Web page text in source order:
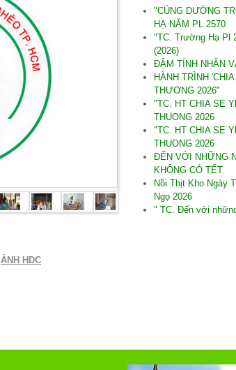
"CÚNG DƯỜNG
HẠ NĂM PL 2570
"TC. Trường Hạ Pl
(2026)
ĐẬM TÍNH NHÂN
HÀNH TRÌNH
THƯƠNG 2026"
"TC. HT CHIA SE
THUONG 2026
"TC. HT CHIA SE
THUONG 2026
ĐẾN VỚI NHỮNG
KHÔNG CÓ TẾT
Nồi Thịt Kho Ngày
Ngọ 2026
" TC. Đến với
ẢNH HDC